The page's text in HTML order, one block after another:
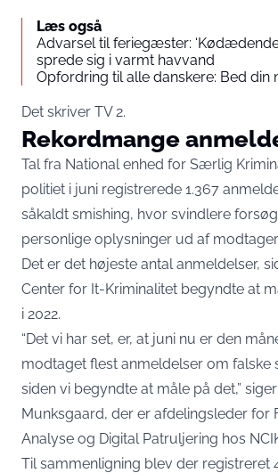
Læs også
Advarsel til feriegæster: ‘Kødædende
sprede sig i varmt havvand
Opfordring til alle danskere: Bed din
Det skriver TV 2.
Rekordmange
Tal fra National enhed for Særlig
politiet i juni registrerede 1.367
såkaldt smishing, hvor svindlere
personlige oplysninger ud af
Det er det højeste antal anmeldelser,
Center for It-Kriminalitet begyndte at
i 2022.
“Det vi har set, er, at juni nu er den
modtaget flest anmeldelser om falske
siden vi begyndte at måle på det,”
Munksgaard, der er afdelingsleder for
Analyse og Digital Patruljering hos
Til sammenligning blev der registreret